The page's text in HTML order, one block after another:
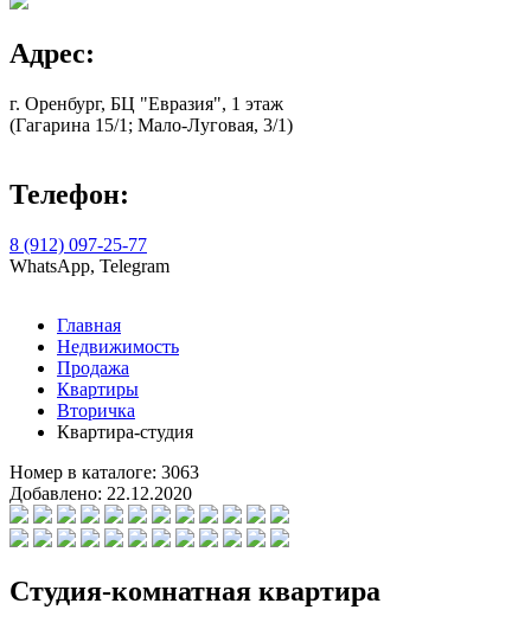
Адрес:
г. Оренбург, БЦ "Евразия", 1 этаж
(Гагарина 15/1; Мало-Луговая, 3/1)
Телефон:
8 (912) 097-25-77
WhatsApp, Telegram
Главная
Недвижимость
Продажа
Квартиры
Вторичка
Квартира-студия
Номер в каталоге: 3063
Добавлено: 22.12.2020
Студия-комнатная квартира